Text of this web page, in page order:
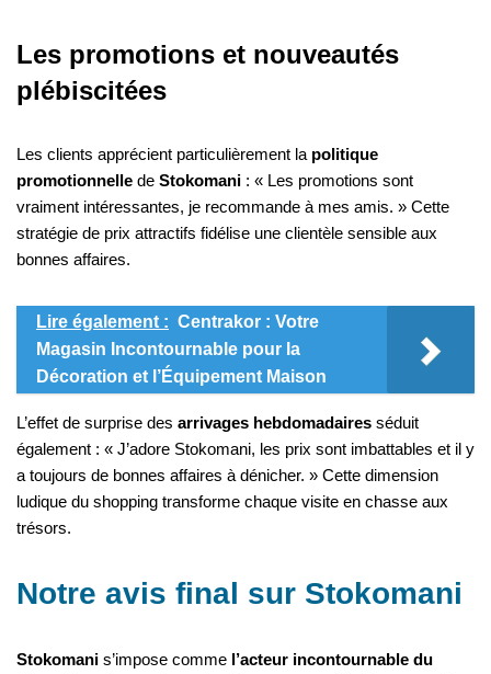
Les promotions et nouveautés
plébiscitées
Les clients apprécient particulièrement la politique
promotionnelle de Stokomani : « Les promotions sont
vraiment intéressantes, je recommande à mes amis. » Cette
stratégie de prix attractifs fidélise une clientèle sensible aux
bonnes affaires.
Lire également : Centrakor : Votre
Magasin Incontournable pour la
Décoration et l’Équipement Maison
L’effet de surprise des arrivages hebdomadaires séduit
également : « J’adore Stokomani, les prix sont imbattables et il y
a toujours de bonnes affaires à dénicher. » Cette dimension
ludique du shopping transforme chaque visite en chasse aux
trésors.
Notre avis final sur Stokomani
Stokomani s’impose comme l’acteur incontournable du